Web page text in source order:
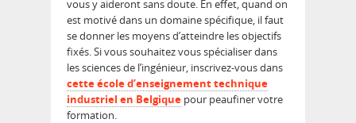
vous y aideront sans doute. En effet, quand on
est motivé dans un domaine spécifique, il faut
se donner les moyens d’atteindre les objectifs
fixés. Si vous souhaitez vous spécialiser dans
les sciences de l’ingénieur, inscrivez-vous dans
cette école d’enseignement technique
industriel en Belgique pour peaufiner votre
formation.